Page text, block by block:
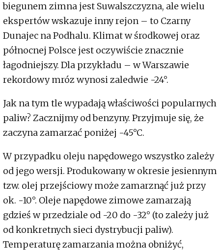
biegunem zimna jest Suwalszczyzna, ale wielu
ekspertów wskazuje inny rejon – to Czarny
Dunajec na Podhalu. Klimat w środkowej oraz
północnej Polsce jest oczywiście znacznie
łagodniejszy. Dla przykładu – w Warszawie
rekordowy mróz wynosi zaledwie -24°.
Jak na tym tle wypadają właściwości popularnych
paliw? Zacznijmy od benzyny. Przyjmuje się, że
zaczyna zamarzać poniżej -45°C.
W przypadku oleju napędowego wszystko zależy
od jego wersji. Produkowany w okresie jesiennym
tzw. olej przejściowy może zamarznąć już przy
ok. -10°. Oleje napędowe zimowe zamarzają
gdzieś w przedziale od -20 do -32° (to zależy już
od konkretnych sieci dystrybucji paliw).
Temperaturę zamarzania można obniżyć,